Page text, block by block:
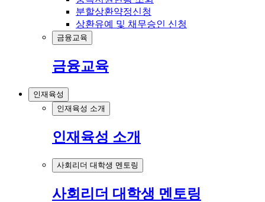
분할상환약정신청
상환유예 및 채무승인 신청
금융교육
금융교육
인재육성
인재육성 소개
인재육성 소개
사회리더 대학생 멘토링
사회리더 대학생 멘토링